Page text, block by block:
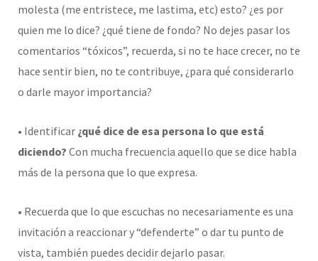
molesta (me entristece, me lastima, etc) esto? ¿es por
quien me lo dice? ¿qué tiene de fondo? No dejes pasar los
comentarios “tóxicos”, recuerda, si no te hace crecer, no te
hace sentir bien, no te contribuye, ¿para qué considerarlo
o darle mayor importancia?
• Identificar ¿qué dice de esa persona lo que está
diciendo? Con mucha frecuencia aquello que se dice habla
más de la persona que lo que expresa.
• Recuerda que lo que escuchas no necesariamente es una
invitación a reaccionar y “defenderte” o dar tu punto de
vista, también puedes decidir dejarlo pasar.